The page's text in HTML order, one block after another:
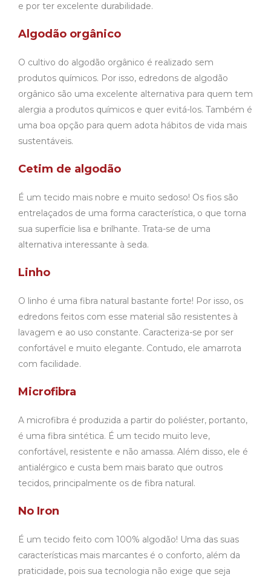
e por ter excelente durabilidade.
Algodão orgânico
O cultivo do algodão orgânico é realizado sem
produtos químicos. Por isso, edredons de algodão
orgânico são uma excelente alternativa para quem tem
alergia a produtos químicos e quer evitá-los. Também é
uma boa opção para quem adota hábitos de vida mais
sustentáveis.
Cetim de algodão
É um tecido mais nobre e muito sedoso! Os fios são
entrelaçados de uma forma característica, o que torna
sua superfície lisa e brilhante. Trata-se de uma
alternativa interessante à seda.
Linho
O linho é uma fibra natural bastante forte! Por isso, os
edredons feitos com esse material são resistentes à
lavagem e ao uso constante. Caracteriza-se por ser
confortável e muito elegante. Contudo, ele amarrota
com facilidade.
Microfibra
A microfibra é produzida a partir do poliéster, portanto,
é uma fibra sintética. É um tecido muito leve,
confortável, resistente e não amassa. Além disso, ele é
antialérgico e custa bem mais barato que outros
tecidos, principalmente os de fibra natural.
No Iron
É um tecido feito com 100% algodão! Uma das suas
características mais marcantes é o conforto, além da
praticidade, pois sua tecnologia não exige que seja